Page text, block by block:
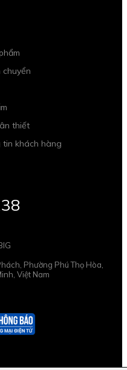
Phường Phú Thọ Hòa,
Việt Nam
chuyển
thiết
tin khách hàng